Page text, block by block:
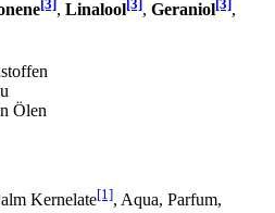
[3], Linalool[3], Geraniol[3],
Ölen
Kernelate[1], Aqua, Parfum,